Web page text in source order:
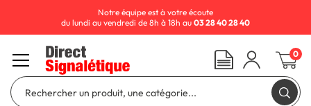
Notre équipe est à votre écoute
du lundi au vendredi de 8h à 18h au 03 28 40 28 40
0